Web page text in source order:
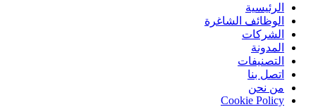
الرئيسية
الوظائف الشاغرة
الشركات
المدونة
التصنيفات
اتصل بنا
من نحن
Cookie Policy